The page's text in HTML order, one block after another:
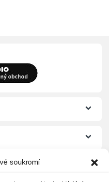
soukromí